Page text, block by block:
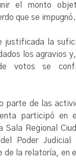
el monto
que se impugnó.
justificada la
los agravios
votos se
parte de las
participó en
Sala Regional
del Poder
de la relatoría, en